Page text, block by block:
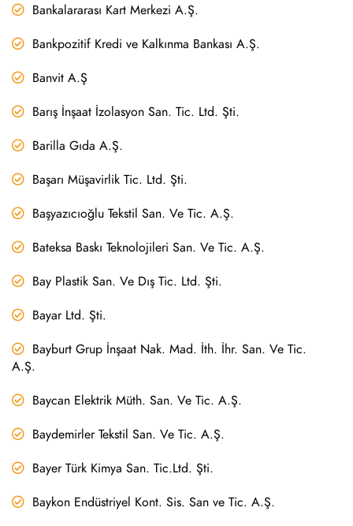
Bankalararası Kart Merkezi A.Ş.
Bankpozitif Kredi ve Kalkınma Bankası A.Ş.
Banvit A.Ş
Barış İnşaat İzolasyon San. Tic. Ltd. Şti.
Barilla Gıda A.Ş.
Başarı Müşavirlik Tic. Ltd. Şti.
Başyazıcıoğlu Tekstil San. Ve Tic. A.Ş.
Bateksa Baskı Teknolojileri San. Ve Tic. A.Ş.
Bay Plastik San. Ve Dış Tic. Ltd. Şti.
Bayar Ltd. Şti.
Bayburt Grup İnşaat Nak. Mad. İth. İhr. San. Ve Tic.
A.Ş.
Baycan Elektrik Müth. San. Ve Tic. A.Ş.
Baydemirler Tekstil San. Ve Tic. A.Ş.
Bayer Türk Kimya San. Tic.Ltd. Şti.
Baykon Endüstriyel Kont. Sis. San ve Tic. A.Ş.